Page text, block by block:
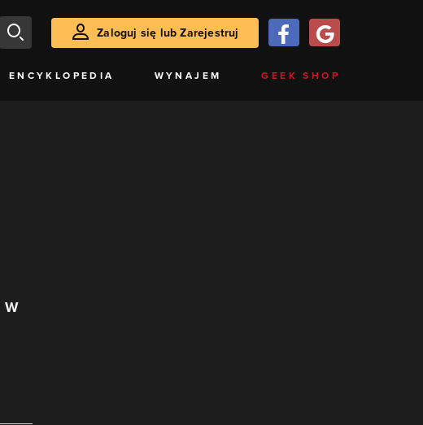
Zaloguj się lub Zarejestruj
ENCYKLOPEDIA WYNAJEM GEEK SHOP
W